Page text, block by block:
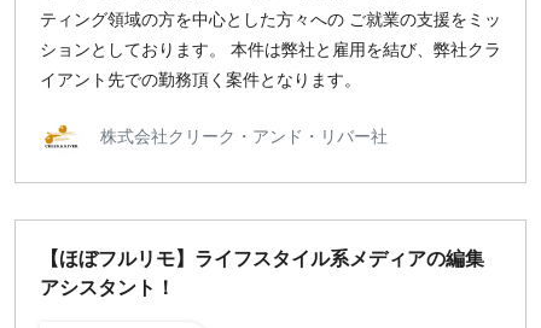
ティング領域の方を中心とした方々への ご就業の支援をミッ
ションとしております。 本件は弊社と雇用を結び、弊社クラ
イアント先での勤務頂く案件となります。
株式会社クリーク・アンド・リバー社
【ほぼフルリモ】ライフスタイル系メディアの編集
アシスタント！